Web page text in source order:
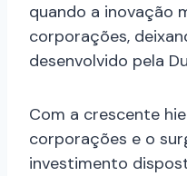
quando a inovação
corporações,
desenvolvido pela
Com a crescente
corporações e o
investimento